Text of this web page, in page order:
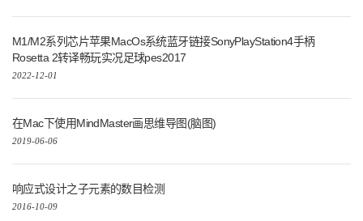
M1/M2系列芯片苹果MacOs系统蓝牙链接SonyPlayStation4手柄
Rosetta 2转译畅玩实况足球pes2017
2022-12-01
在Mac下使用MindMaster画思维导图(脑图)
2019-06-06
响应式设计之子元素的数目检测
2016-10-09